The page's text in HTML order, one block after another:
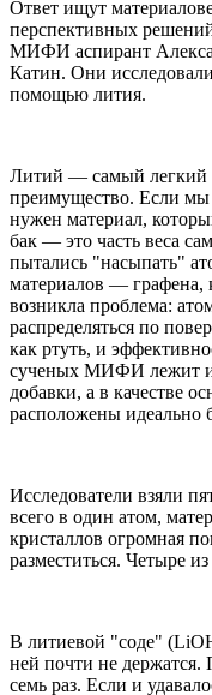
Ответ ищут
перспективных
МИФИ аспирант
Катин. Они
помощью лития.
Литий — самый легкий
преимущество. Если мы
нужен материал,
бак — это часть веса
пытались "насыпать"
материалов — графена,
возникла проблема:
распределяться по
как ртуть, и
сученых МИФИ лежит
добавки, а в качестве
расположены идеально
Исследователи взяли
всего в один атом,
кристаллов огромная
разместиться. Четыре
В литиевой "соде"
ней почти не держатся.
семь раз. Если и